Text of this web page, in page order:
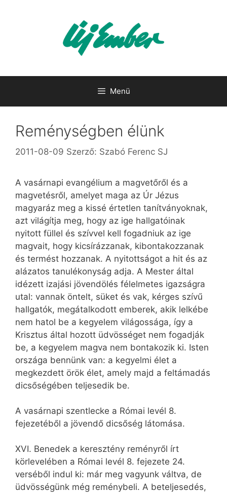
Menü
Reménységben élünk
2011-08-09 Szerző: Szabó Ferenc SJ
A vasárnapi evangélium a magvetőről és a
magvetésről, amelyet maga az Úr Jézus
magyaráz meg a kissé értetlen tanítványoknak,
azt világítja meg, hogy az ige hallgatóinak
nyitott füllel és szívvel kell fogadniuk az ige
magvait, hogy kicsírázzanak, kibontakozzanak
és termést hozzanak. A nyitottságot a hit és az
alázatos tanulékonyság adja. A Mester által
idézett izajási jövendölés félelmetes igazságra
utal: vannak öntelt, süket és vak, kérges szívű
hallgatók, megátalkodott emberek, akik lelkébe
nem hatol be a kegyelem világossága, így a
Krisztus által hozott üdvösséget nem fogadják
be, a kegyelem magva nem bontakozik ki. Isten
országa bennünk van: a kegyelmi élet a
megkezdett örök élet, amely majd a feltámadás
dicsőségében teljesedik be.
A vasárnapi szentlecke a Római levél 8.
fejezetéből a jövendő dicsőség látomása.
XVI. Benedek a keresztény reményről írt
körlevelében a Római levél 8. fejezete 24.
verséből indul ki: már meg vagyunk váltva, de
üdvösségünk még reménybeli. A beteljesedés,